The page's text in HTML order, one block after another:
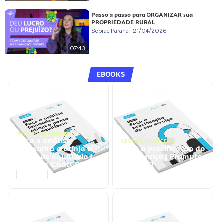
07:43
Passo a passo para ORGANIZAR sua
PROPRIEDADE RURAL
Sebrae Paraná 21/04/2026
EBOOKS
GESTÃO FINANCEIRA
Faça a análise
financeira e atinja o
ponto de equilíbrio |
Prompts ChatGPT
GESTÃO FINANCEIRA
Faça a precificação do
seu serviço | Prompts
ChatGPT